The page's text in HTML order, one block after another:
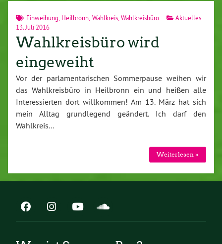
Einweihung, Heilbronn, Wahlkreis,Wahlkreisbüro
Aktuelles
13. Juli 2016
Wahlkreisbüro wird
eingeweiht
Vor der parlamentarischen Sommerpause weihen wir
das Wahlkreisbüro in Heilbronn ein und heißen alle
Interessierten dort willkommen! Am 13. März hat sich
mein Alltag grundlegend geändert. Ich darf den
Wahlkreis…
Weiterlesen »